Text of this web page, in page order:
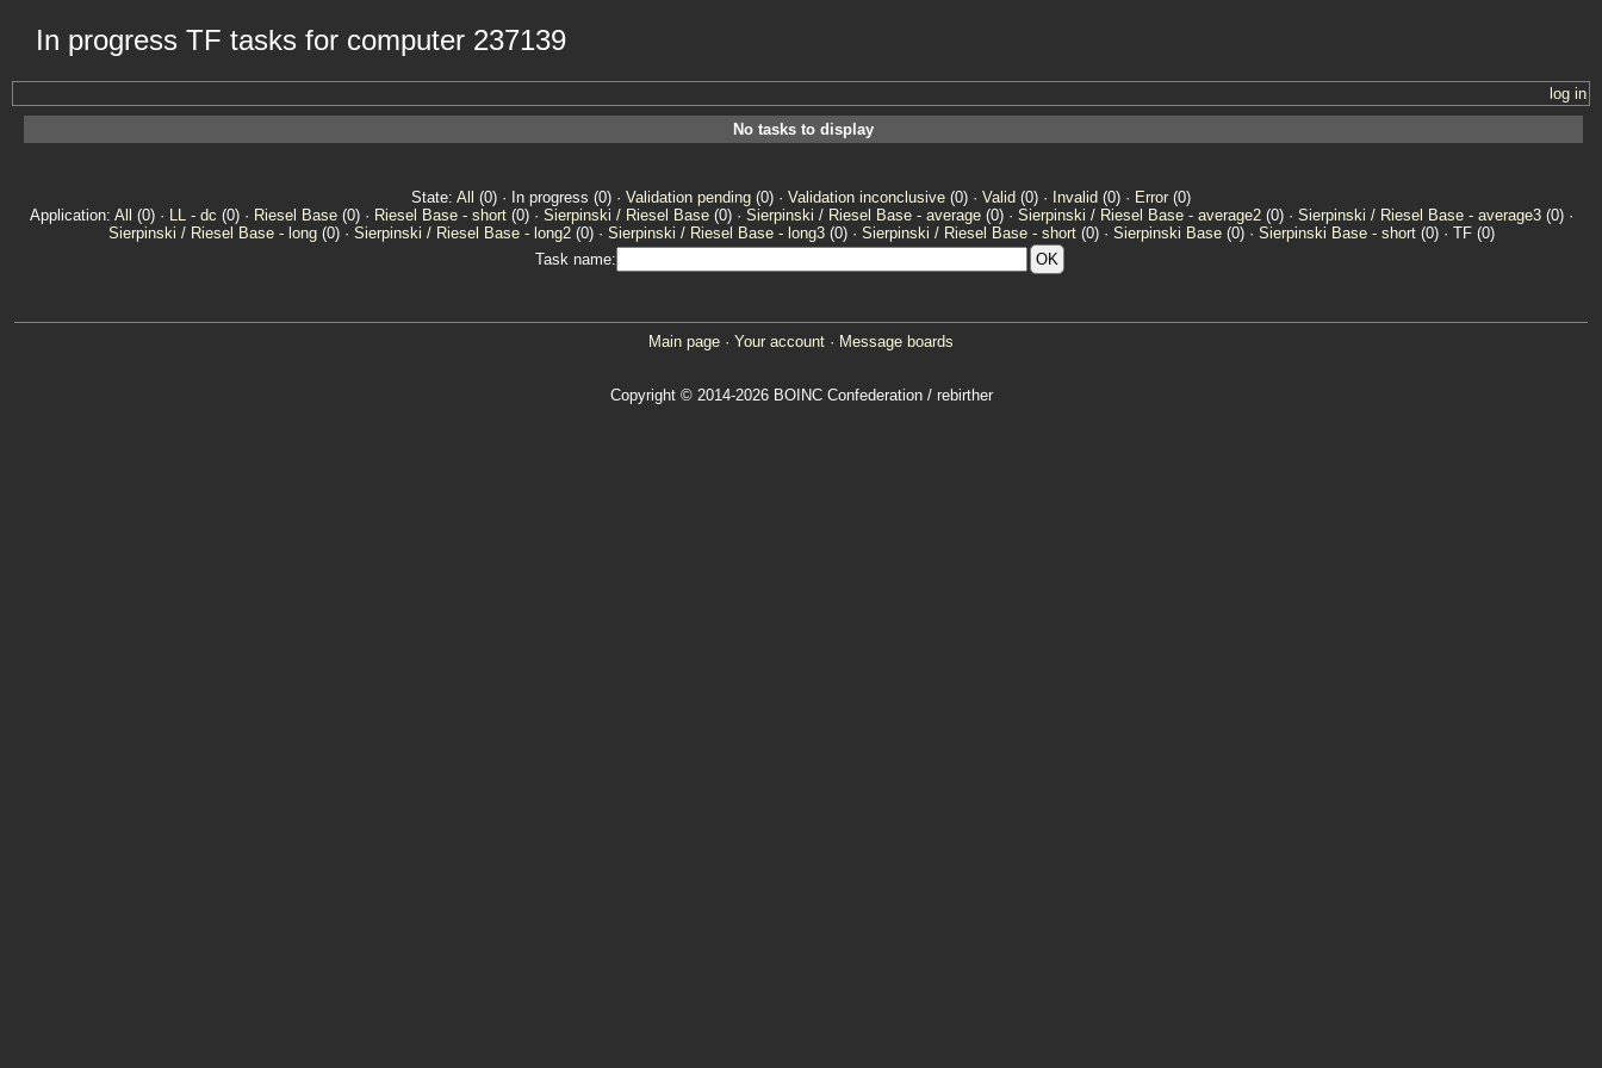
In progress TF tasks for computer 237139
log in
No tasks to display
State: All (0) · In progress (0) · Validation pending (0) · Validation inconclusive (0) · Valid (0) · Invalid (0) · Error (0)
Application: All (0) · LL - dc (0) · Riesel Base(0) · Riesel Base - short(0) · Sierpinski / Riesel Base(0) · Sierpinski / Riesel Base - average(0) · Sierpinski / Riesel Base - average2(0) · Sierpinski / Riesel Base - average3(0) ·
Sierpinski / Riesel Base - long(0) · Sierpinski / Riesel Base - long2(0) · Sierpinski / Riesel Base - long3(0) · Sierpinski / Riesel Base - short(0) · Sierpinski Base(0) · Sierpinski Base - short(0) · TF (0)
Task name:
Main page · Your account · Message boards
Copyright © 2014-2026 BOINC Confederation / rebirther